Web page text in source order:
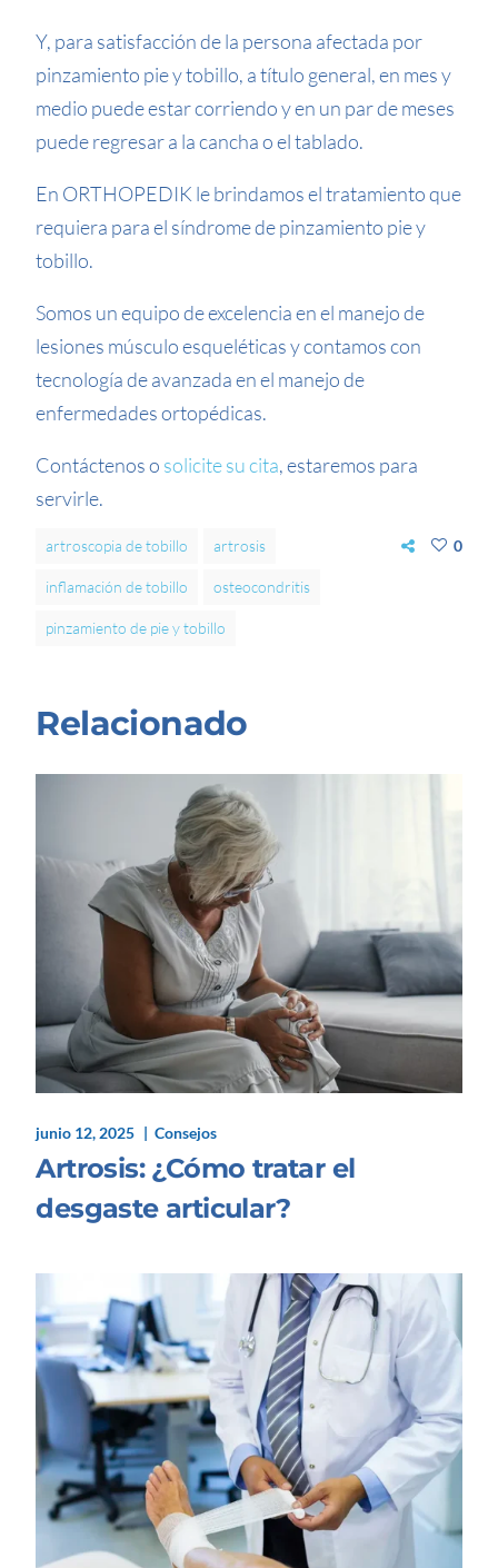
Y, para satisfacción de la persona afectada por
pinzamiento pie y tobillo, a título general, en mes y
medio puede estar corriendo y en un par de meses
puede regresar a la cancha o el tablado.
En ORTHOPEDIK le brindamos el tratamiento que
requiera para el síndrome de pinzamiento pie y
tobillo.
Somos un equipo de excelencia en el manejo de
lesiones músculo esqueléticas y contamos con
tecnología de avanzada en el manejo de
enfermedades ortopédicas.
Contáctenos o solicite su cita, estaremos para
servirle.
artroscopia de tobillo artrosis
inflamación de tobillo osteocondritis
pinzamiento de pie y tobillo
0
Relacionado
junio 12, 2025 Consejos
Artrosis: ¿Cómo tratar el
desgaste articular?